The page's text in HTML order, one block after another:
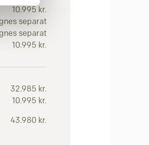
10.995 kr.
separat
separat
10.995 kr.
32.985 kr.
10.995 kr.
43.980 kr.